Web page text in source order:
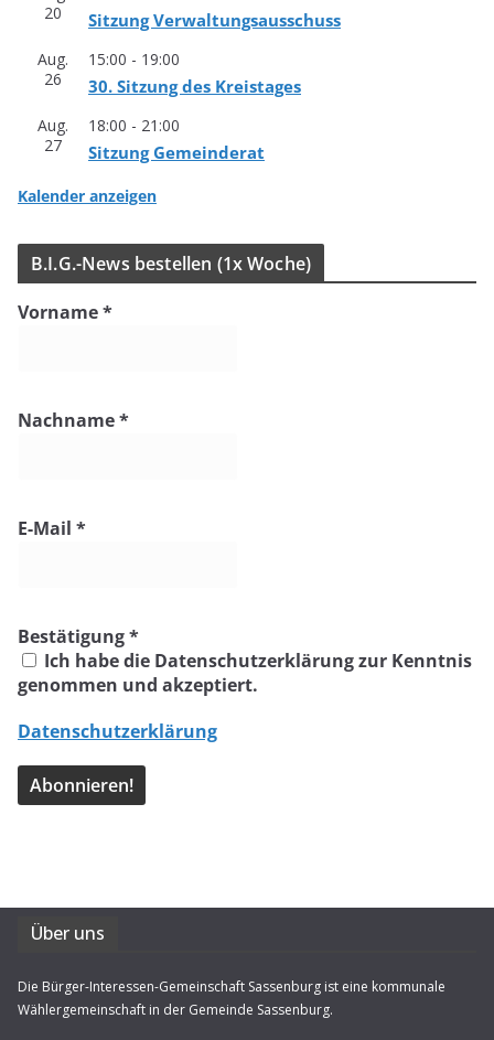
20
Sit­zung Verwaltungsausschuss
Aug.
26
15:00 - 19:00
30. Sit­zung des Kreistages
Aug.
27
18:00 - 21:00
Sit­zung Gemeinderat
Kalender anzeigen
B.I.G.-News bestel­len (1x Woche)
Vorname*
Nachname*
E-Mail *
Bestätigung*
Ich habe die Datenschutzerklärung zur Kenntnis
genommen und akzeptiert.
Datenschutzerklärung
Über uns
Die Bürger-Interessen-Gemeinschaft Sassenburg ist eine kommunale
Wählergemeinschaft in der Gemeinde Sassenburg.